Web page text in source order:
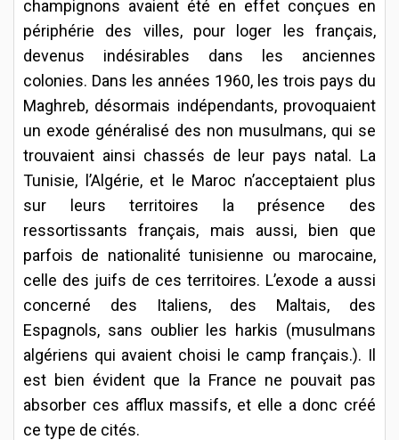
champignons avaient été en effet conçues en
périphérie des villes, pour loger les français,
devenus indésirables dans les anciennes
colonies. Dans les années 1960, les trois pays du
Maghreb, désormais indépendants, provoquaient
un exode généralisé des non musulmans, qui se
trouvaient ainsi chassés de leur pays natal. La
Tunisie, l’Algérie, et le Maroc n’acceptaient plus
sur leurs territoires la présence des
ressortissants français, mais aussi, bien que
parfois de nationalité tunisienne ou marocaine,
celle des juifs de ces territoires. L’exode a aussi
concerné des Italiens, des Maltais, des
Espagnols, sans oublier les harkis (musulmans
algériens qui avaient choisi le camp français.). Il
est bien évident que la France ne pouvait pas
absorber ces afflux massifs, et elle a donc créé
ce type de cités.